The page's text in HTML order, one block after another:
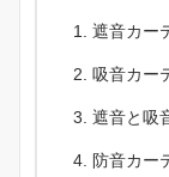
遮音カー
吸音カー
遮音と吸
防音カー